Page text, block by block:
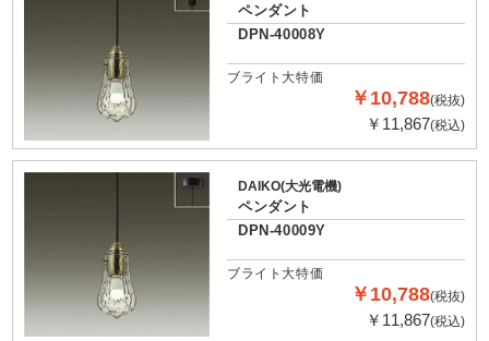
ペンダント
DPN-40008Y
ブライト大特価
￥10,788(税抜)
￥11,867(税込)
DAIKO(大光電機)
ペンダント
DPN-40009Y
ブライト大特価
￥10,788(税抜)
￥11,867(税込)